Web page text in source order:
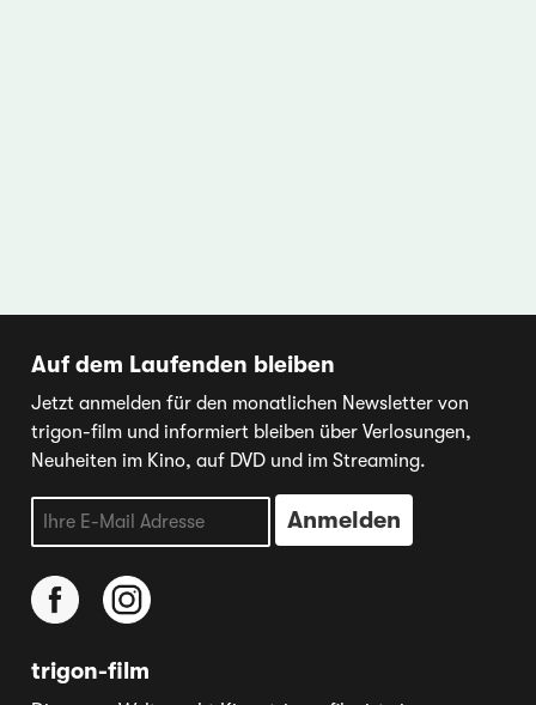
Auf dem Laufenden bleiben
Jetzt anmelden für den monatlichen Newsletter von
trigon-film und informiert bleiben über Verlosungen,
Neuheiten im Kino, auf DVD und im Streaming.
trigon-film